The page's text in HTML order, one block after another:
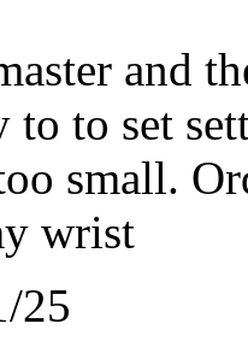
and
to to set
small.
wrist
25